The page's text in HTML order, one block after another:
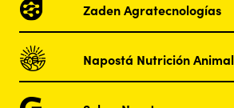
Zaden Agratecnologías
Napostá Nutrición Animal